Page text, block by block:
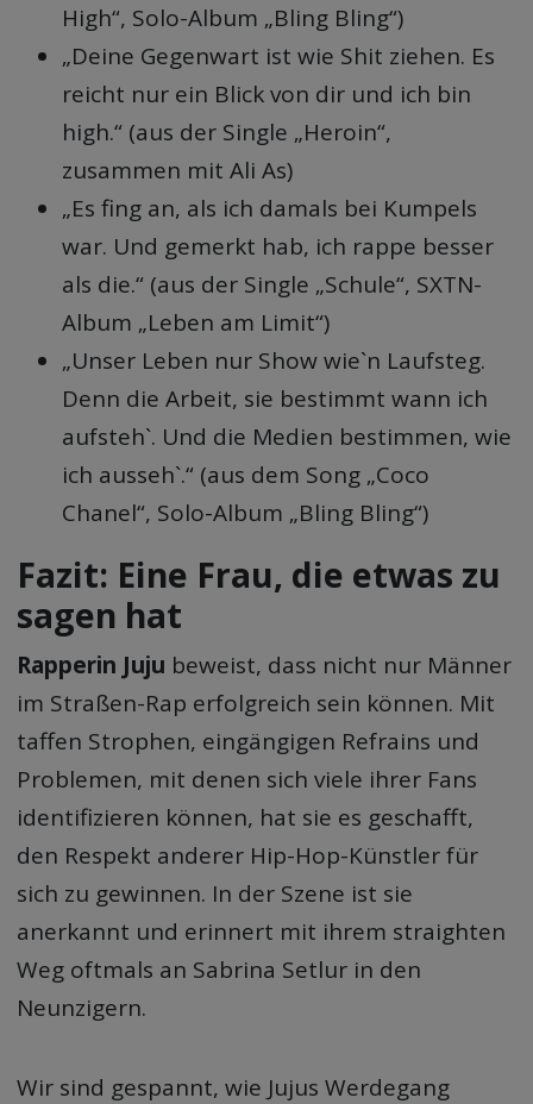
High“, Solo-Album „Bling Bling“)
„Deine Gegenwart ist wie Shit ziehen. Es
reicht nur ein Blick von dir und ich bin
high.“ (aus der Single „Heroin“,
zusammen mit Ali As)
„Es fing an, als ich damals bei Kumpels
war. Und gemerkt hab, ich rappe besser
als die.“ (aus der Single „Schule“, SXTN-
Album „Leben am Limit“)
„Unser Leben nur Show wie`n Laufsteg.
Denn die Arbeit, sie bestimmt wann ich
aufsteh`. Und die Medien bestimmen, wie
ich ausseh`.“ (aus dem Song „Coco
Chanel“, Solo-Album „Bling Bling“)
Fazit: Eine Frau, die etwas zu
sagen hat
Rapperin Juju beweist, dass nicht nur Männer
im Straßen-Rap erfolgreich sein können. Mit
taffen Strophen, eingängigen Refrains und
Problemen, mit denen sich viele ihrer Fans
identifizieren können, hat sie es geschafft,
den Respekt anderer Hip-Hop-Künstler für
sich zu gewinnen. In der Szene ist sie
anerkannt und erinnert mit ihrem straighten
Weg oftmals an Sabrina Setlur in den
Neunzigern.
Wir sind gespannt, wie Jujus Werdegang